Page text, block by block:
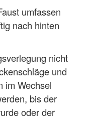
umfassen
nach hinten
nicht
und
im Wechsel
bis der
oder der